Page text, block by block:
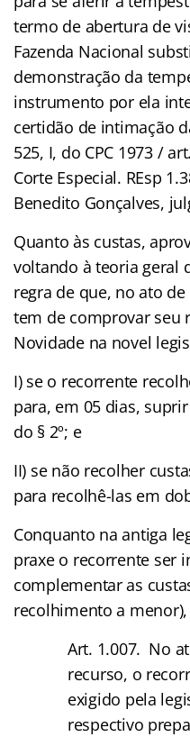
termo de abertura de
Fazenda Nacional
demonstração da
instrumento por ela
certidão de intimação
525, I, do CPC 1973 /
Corte Especial. REsp
Benedito Gonçalves,
Quanto às custas,
voltando à teoria geral
regra de que, no ato
tem de comprovar seu
Novidade na novel
I) se o recorrente
para, em 05 dias,
do § 2º; e
II) se não recolher
para recolhê-las em
Conquanto na antiga
praxe o recorrente ser
complementar as
recolhimento a
Art. 1.007. No
recurso, o
exigido pela
respectivo